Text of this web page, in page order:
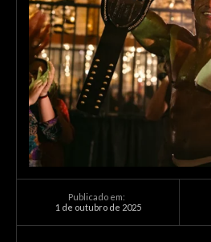
Publicado em:
1 de outubro de 2025